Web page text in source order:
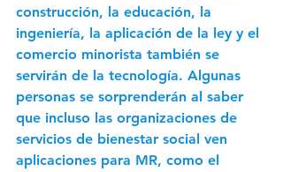
construcción, la educación, la
ingeniería, la aplicación de la ley y el
comercio minorista también se
servirán de la tecnología. Algunas
personas se sorprenderán al saber
que incluso las organizaciones de
servicios de bienestar social ven
aplicaciones para MR, como el